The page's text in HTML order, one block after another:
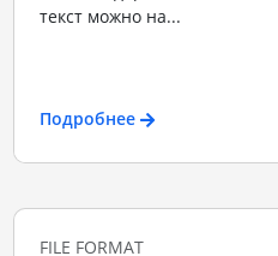
текст можно на...
Подробнее
FILE FORMAT